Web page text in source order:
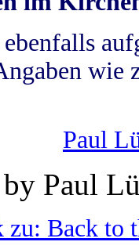
wie
Paul
Paul
zu: Back to